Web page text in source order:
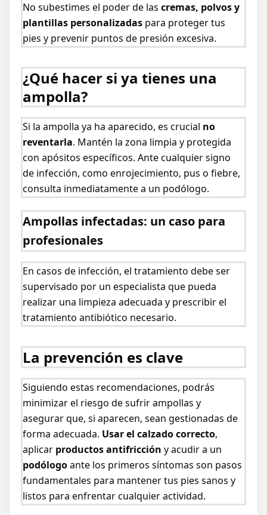
No subestimes el poder de lascremas, polvos y
plantillas personalizadas para proteger tus
pies y prevenir puntos de presión excesiva.
¿Qué hacer si ya tienes una
ampolla?
Si la ampolla ya ha aparecido, es crucial no
reventarla. Mantén la zona limpia y protegida
con apósitos específicos. Ante cualquier signo
de infección, como enrojecimiento, pus o fiebre,
consulta inmediatamente a un podólogo.
Ampollas infectadas: un caso para
profesionales
En casos de infección, el tratamiento debe ser
supervisado por un especialista que pueda
realizar una limpieza adecuada y prescribir el
tratamiento antibiótico necesario.
La prevención es clave
Siguiendo estas recomendaciones, podrás
minimizar el riesgo de sufrir ampollas y
asegurar que, si aparecen, sean gestionadas de
forma adecuada. Usar el calzado correcto,
aplicar productos antifricción y acudir a un
podólogoante los primeros síntomas son pasos
fundamentales para mantener tus pies sanos y
listos para enfrentar cualquier actividad.